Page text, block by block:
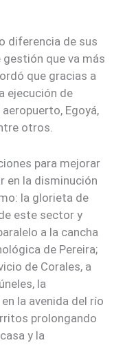
diferencia de sus
que va más
que gracias a
ejecución de
Egoyá,
otros.
para mejorar
en la disminución
la glorieta de
este sector y
a la cancha
de Pereira;
de Corales, a
la
la avenida del río
prolongando
y la